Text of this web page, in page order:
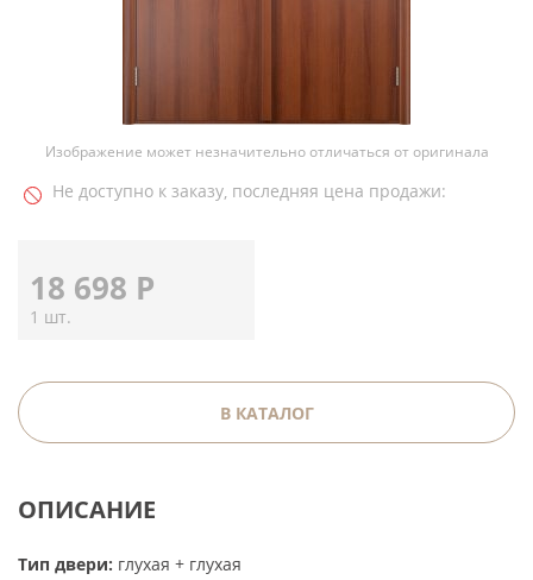
Изображение может незначительно отличаться от оригинала
Не доступно к заказу, последняя цена продажи:
18 698 Р
1 шт.
В КАТАЛОГ
ОПИСАНИЕ
Тип двери: глухая + глухая